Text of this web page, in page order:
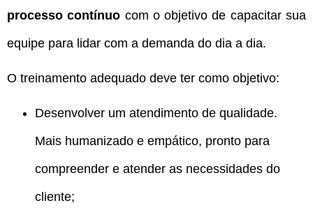
processo contínuo com o objetivo de capacitar sua
equipe para lidar com a demanda do dia a dia.
O treinamento adequado deve ter como objetivo:
Desenvolver um atendimento de qualidade.
Mais humanizado e empático, pronto para
compreender e atender as necessidades do
cliente;